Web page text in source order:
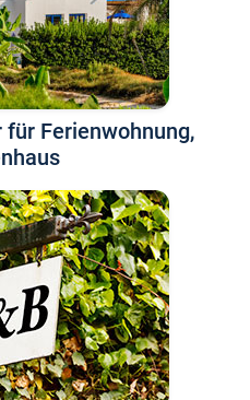
Ferienwohnung,